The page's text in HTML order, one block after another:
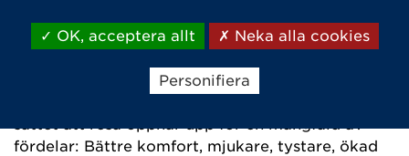
AIXAM lanserar sin 100% elektriska serie av
elektriska lösning för rörlighet är unikt, en form
sättet att resa öppnar upp för en mångfald av
fördelar: Bättre komfort, mjukare, tystare, ökad
OK, acceptera allt Neka alla cookies
Personifiera